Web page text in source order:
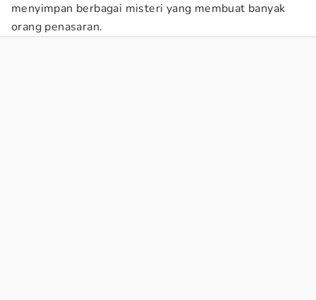
menyimpan berbagai misteri yang membuat banyak
orang penasaran.